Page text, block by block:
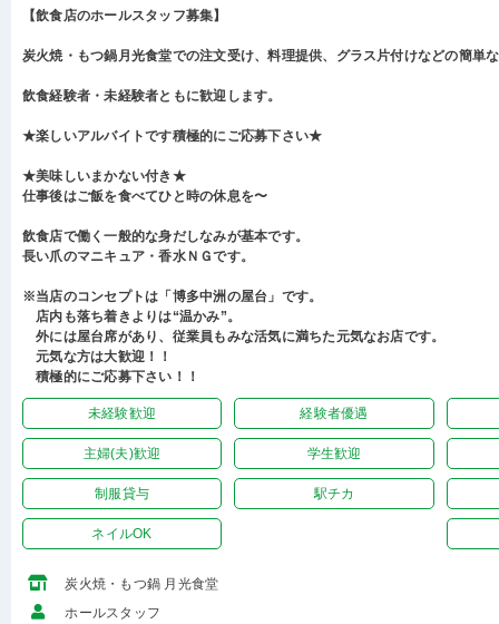
【飲食店のホールスタッフ募集】
炭火焼・もつ鍋月光食堂での注文受け、料理提供、グラス片付けなどの簡単
飲食経験者・未経験者ともに歓迎します。
★楽しいアルバイトです積極的にご応募下さい★
★美味しいまかない付き★
仕事後はご飯を食べてひと時の休息を〜
飲食店で働く一般的な身だしなみが基本です。
長い爪のマニキュア・香水ＮＧです。
※当店のコンセプトは「博多中洲の屋台」です。
店内も落ち着きよりは“温かみ”。
外には屋台席があり、従業員もみな活気に満ちた元気なお店です。
元気な方は大歓迎！！
積極的にご応募下さい！！
未経験歓迎 経験者優遇
主婦(夫)歓迎 学生歓迎
制服貸与 駅チカ
ネイルOK
炭火焼・もつ鍋 月光食堂
ホールスタッフ